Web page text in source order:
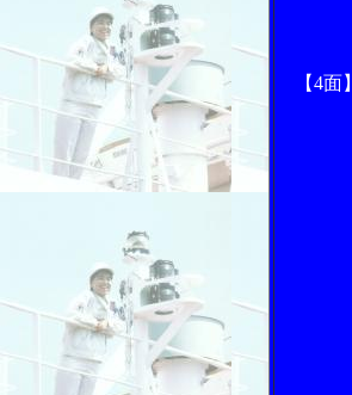
【4面】